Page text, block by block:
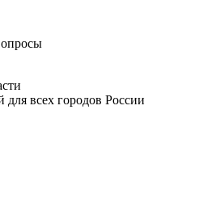
для всех городов России